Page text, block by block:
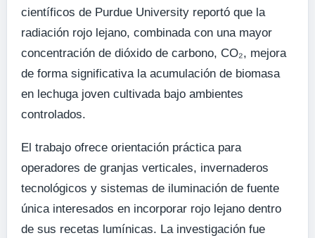
científicos de Purdue University reportó que la
radiación rojo lejano, combinada con una mayor
concentración de dióxido de carbono, CO₂, mejora
de forma significativa la acumulación de biomasa
en lechuga joven cultivada bajo ambientes
controlados.
El trabajo ofrece orientación práctica para
operadores de granjas verticales, invernaderos
tecnológicos y sistemas de iluminación de fuente
única interesados en incorporar rojo lejano dentro
de sus recetas lumínicas. La investigación fue